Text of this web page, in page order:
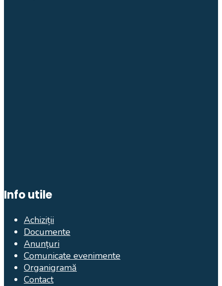
Info utile
Achiziții
Documente
Anunțuri
Comunicate evenimente
Organigramă
Contact